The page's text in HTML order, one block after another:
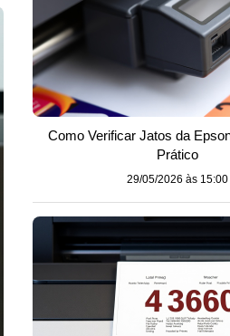
Como Verificar Jatos da
Prático
29/05/2026 às 15:00